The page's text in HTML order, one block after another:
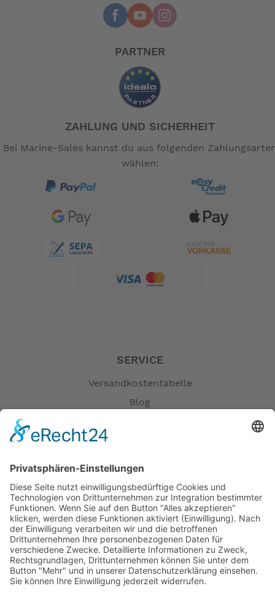
PARTNER
ZAHLUNG UND SICHERHEIT
Bei Marine-Sales kannst du aus folgenden
wählen:
SERVICE
Versandkostentabelle
Blog
Versandpartner
Verfügbarkeiten
Zahlung und Versand
Datenschutz
Fernabsatz